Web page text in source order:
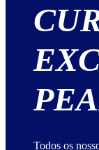
Todos os